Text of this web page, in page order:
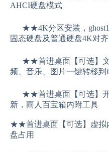
AHCI硬盘模式
★★4K分区安装，
固态硬盘及普通硬盘4K对齐
★★首进桌面【可选】
频、音乐、图片一键转移到
★★首进桌面【可选】
新，雨人百宝箱内附工具
★★首进桌面【可选】虚拟
盘占用